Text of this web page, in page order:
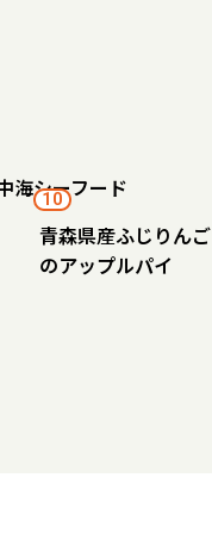
海シーフード
10
青森県産ふじりんご
のアップルパイ